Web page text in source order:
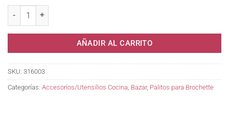
AÑADIR AL CARRITO
SKU: 316003
Categorías: Accesorios/Utensilios Cocina, Bazar, Palitos para Brochette